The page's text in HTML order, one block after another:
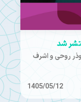
شد
روحی و اشرف
1405/05/12